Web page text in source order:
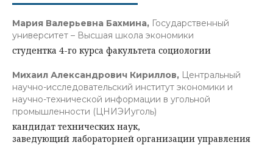
Мария Валерьевна Бахмина, Государственный
университет – Высшая школа экономики
студентка 4-го курса факультета социологии
Михаил Александрович Кириллов, Центральный
научно-исследовательский институт экономики и
научно-технической информации в угольной
промышленности (ЦНИЭИуголь)
кандидат технических наук,
заведующий лабораторией организации управления